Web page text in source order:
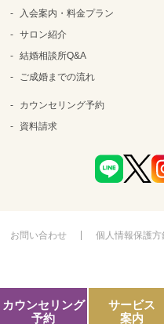
カウンセリング
予約
サービス
案内
入会案内・料金プラン
サロン紹介
結婚相談所Q&A
ご成婚までの流れ
カウンセリング予約
資料請求
お問い合わせ 個人情報保護方